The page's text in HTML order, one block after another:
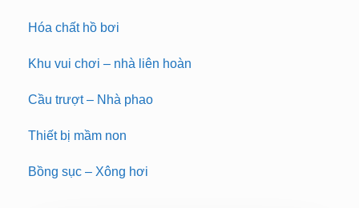
Hóa chất hồ bơi
Khu vui chơi – nhà liên hoàn
Cầu trượt – Nhà phao
Thiết bị mầm non
Bồng sục – Xông hơi